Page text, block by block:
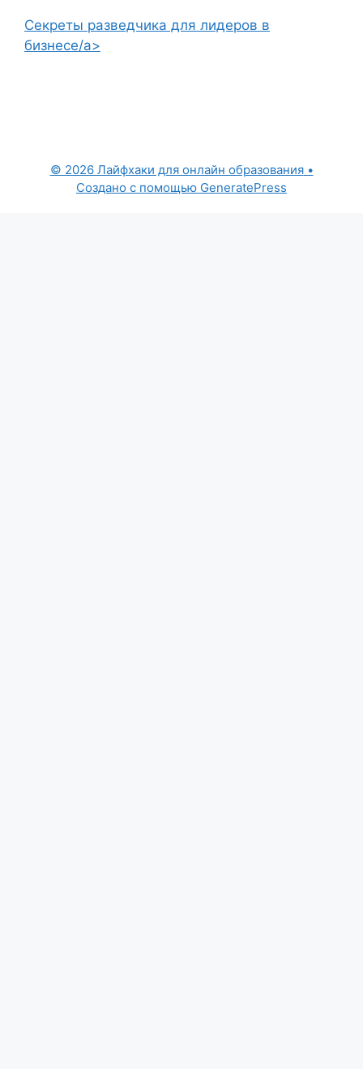
Секреты разведчика для лидеров в
бизнесе/a>
© 2026 Лайфхаки для онлайн образования•
Создано с помощью GeneratePress